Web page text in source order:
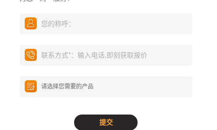
您的称呼：
联系方式*：输入电话,即刻获取报价